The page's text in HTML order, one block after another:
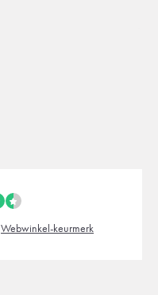
Webwinkel-keurmerk